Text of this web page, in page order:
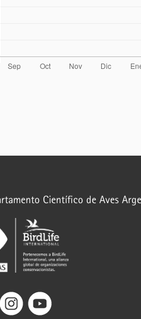
Científico de Aves